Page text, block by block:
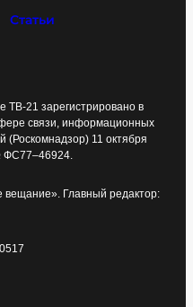
Статьи
ТВ-21 зарегистрировано в
связи, информационных
(Роскомнадзор) 11 октября
ФС77–46924.
Главный редактор: